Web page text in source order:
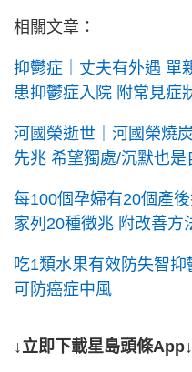
相關文章：
抑鬱症｜丈夫有外遇 單
患抑鬱症入院 附常見症
河國榮逝世｜河國榮燒
先兆 希望獨處/沉默也
每100個孕婦有20個產
家列20種徵兆 附改善方
吃1類水果有效防失智
可防癌症中風
↓立即下載星島頭條App↓